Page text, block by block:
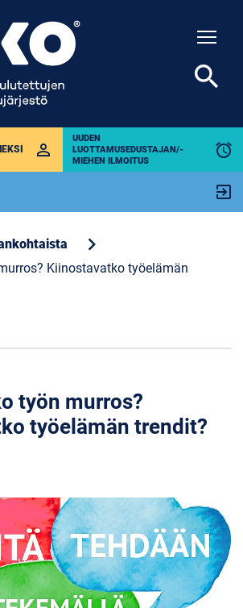
perm_identity
UUDEN
LUOTTAMUSEDUSTAJAN/-
MIEHEN ILMOITUS
alarm
exit_to_app
search
chevron_right
Kiinostavatko työelämän
työn murros?
työelämän trendit?